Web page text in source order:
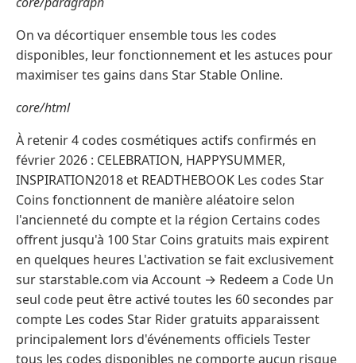
On va décortiquer ensemble tous les codes
disponibles, leur fonctionnement et les astuces pour
maximiser tes gains dans Star Stable Online.
core/html
À retenir 4 codes cosmétiques actifs confirmés en
février 2026 : CELEBRATION, HAPPYSUMMER,
INSPIRATION2018 et READTHEBOOK Les codes Star
Coins fonctionnent de manière aléatoire selon
l'ancienneté du compte et la région Certains codes
offrent jusqu'à 100 Star Coins gratuits mais expirent
en quelques heures L'activation se fait exclusivement
sur starstable.com via Account → Redeem a Code Un
seul code peut être activé toutes les 60 secondes par
compte Les codes Star Rider gratuits apparaissent
principalement lors d'événements officiels Tester
tous les codes disponibles ne comporte aucun risque